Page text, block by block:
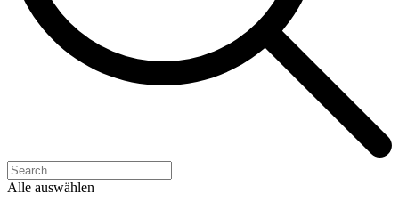
Alle auswählen